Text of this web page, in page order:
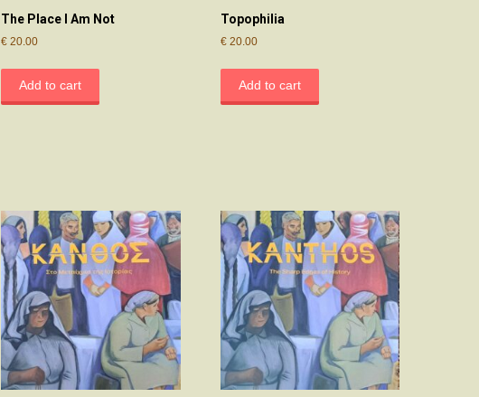
The Place I Am Not
€ 20.00
Add to cart
Topophilia
€ 20.00
Add to cart